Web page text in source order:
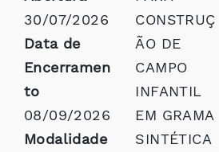
30/07/2026
Data de
Encerramen
to
08/09/2026
Modalidade
CONSTRUÇ
ÃO DE
CAMPO
INFANTIL
EM GRAMA
SINTÉTICA